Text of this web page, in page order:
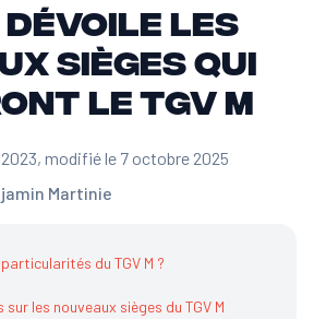
dévoile les
sièges qui
le TGV M
Martinie
, modifié le 7 octobre 2025
du TGV M ?
les nouveaux sièges du TGV M